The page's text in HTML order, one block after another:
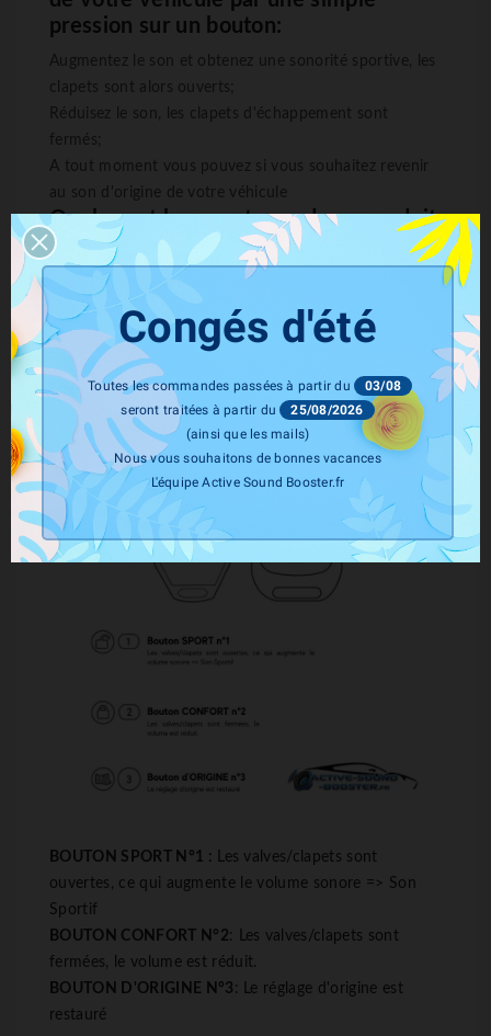
pression sur un bouton:
Augmentez le son et obtenez une sonorité sportive, les
clapets sont alors ouverts;
Réduisez le son, les clapets d'échappement sont
fermés;
A tout moment vous pouvez si vous souhaitez revenir
au son d'origine de votre véhicule
Quels sont les avantages de ce produit
ASR?
Contrôle de votre sonorité indépendamment de votre
mode de conduite
Grâce à la télécommande programmez l'ouverture de
vos valves et du son lors du démarrage
Retour au mode d'origine rapidement (idéal lors du
passage au contrôle technique)
BOUTON SPORT N°1 : Les valves/clapets sont
ouvertes, ce qui augmente le volume sonore => Son
Sportif
BOUTON CONFORT N°2: Les valves/clapets sont
fermées, le volume est réduit.
BOUTON D'ORIGINE N°3 : Le réglage d'origine est
restauré
Congés d'été
Toutes les commandes passées à partir du
03/08
seront traitées à partir du
25/08/2026
(ainsi que les mails)
Nous vous souhaitons de bonnes vacances
L'équipe Active Sound Booster.fr